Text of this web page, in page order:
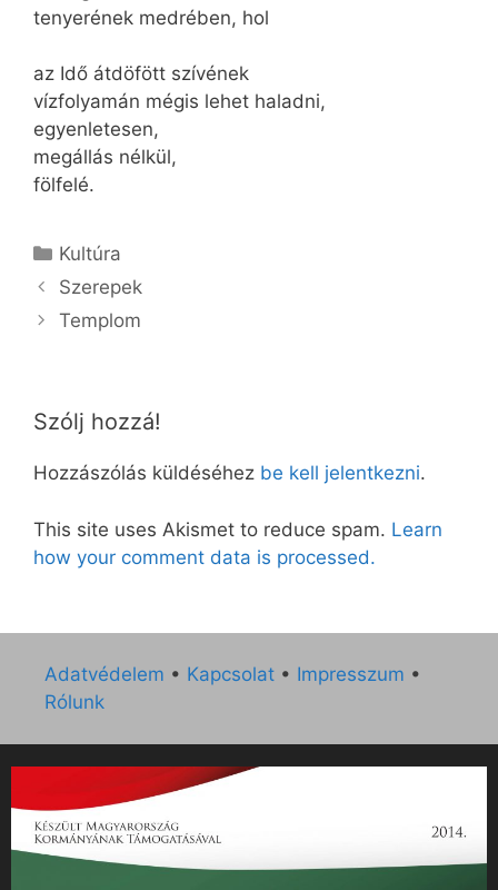
tenyerének medrében, hol
az Idő átdöfött szívének
vízfolyamán mégis lehet haladni,
egyenletesen,
megállás nélkül,
fölfelé.
Kategória
Kultúra
Szerepek
Templom
Szólj hozzá!
Hozzászólás küldéséhez be kell jelentkezni.
This site uses Akismet to reduce spam. Learn
how your comment data is processed.
Adatvédelem • Kapcsolat • Impresszum •
Rólunk